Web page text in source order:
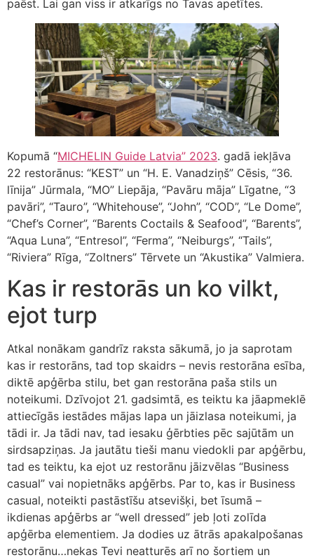
paēst. Lai gan viss ir atkarīgs no Tavas apetītes.
Kopumā “MICHELIN Guide Latvia” 2023. gadā iekļāva
22 restorānus: “KEST” un “H. E. Vanadziņš” Cēsis, “36.
līnija” Jūrmala, “MO” Liepāja, “Pavāru māja” Līgatne, “3
pavāri”, “Tauro”, “Whitehouse”, “John”, “COD”, “Le Dome”,
“Chef’s Corner”, “Barents Coctails & Seafood”, “Barents”,
“Aqua Luna”, “Entresol”, “Ferma”, “Neiburgs”, “Tails”,
“Riviera” Rīga, “Zoltners” Tērvete un “Akustika” Valmiera.
Kas ir restorās un ko vilkt,
ejot turp
Atkal nonākam gandrīz raksta sākumā, jo ja saprotam
kas ir restorāns, tad top skaidrs – nevis restorāna esība,
diktē apģērba stilu, bet gan restorāna paša stils un
noteikumi. Dzīvojot 21. gadsimtā, es teiktu ka jāapmeklē
attiecīgās iestādes mājas lapa un jāizlasa noteikumi, ja
tādi ir. Ja tādi nav, tad iesaku ģērbties pēc sajūtām un
sirdsapziņas. Ja jautātu tieši manu viedokli par apģērbu,
tad es teiktu, ka ejot uz restorānu jāizvēlas “Business
casual” vai nopietnāks apģērbs. Par to, kas ir Business
casual, noteikti pastāstīšu atsevišķi, bet īsumā –
ikdienas apģērbs ar “well dressed” jeb ļoti zolīda
apģērba elementiem. Ja dodies uz ātrās apakalpošanas
restorānu…nekas Tevi neatturēs arī no šortiem un